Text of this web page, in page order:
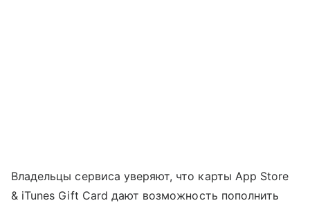
Владельцы сервиса уверяют, что карты App Store
& iTunes Gift Card дают возможность пополнить